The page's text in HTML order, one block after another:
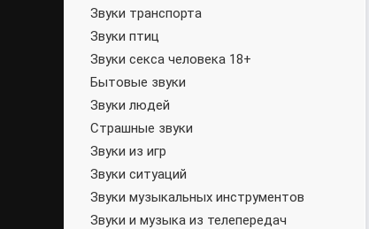
Звуки транспорта
Звуки птиц
Звуки секса человека 18+
Бытовые звуки
Звуки людей
Страшные звуки
Звуки из игр
Звуки ситуаций
Звуки музыкальных инструментов
Звуки и музыка из телепередач